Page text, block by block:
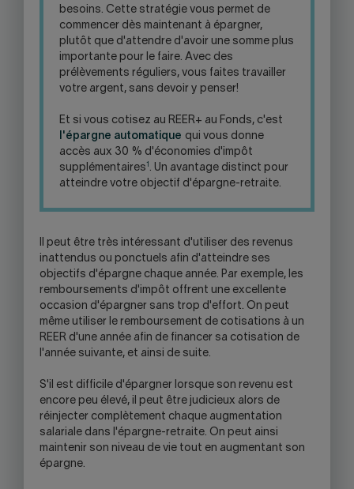
besoins. Cette stratégie vous permet de
commencer dès maintenant à épargner,
plutôt que d'attendre d'avoir une somme plus
importante pour le faire. Avec des
prélèvements réguliers, vous faites travailler
votre argent, sans devoir y penser!
Et si vous cotisez au REER+ au Fonds, c'est
l'épargne automatique qui vous donne
accès aux 30 % d'économies d'impôt
supplémentaires . Un avantage distinct pour
atteindre votre objectif d'épargne-retraite.
Il peut être très intéressant d'utiliser des revenus
inattendus ou ponctuels afin d'atteindre ses
objectifs d'épargne chaque année. Par exemple, les
remboursements d'impôt offrent une excellente
occasion d'épargner sans trop d'effort. On peut
même utiliser le remboursement de cotisations à un
REER d'une année afin de financer sa cotisation de
l'année suivante, et ainsi de suite.
S'il est difficile d'épargner lorsque son revenu est
encore peu élevé, il peut être judicieux alors de
réinjecter complètement chaque augmentation
salariale dans l'épargne-retraite. On peut ainsi
maintenir son niveau de vie tout en augmentant son
épargne.